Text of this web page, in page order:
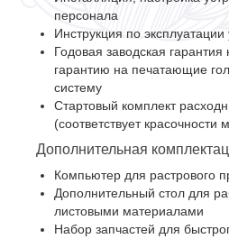
персонала
Инструкция по эксплуатации
Годовая заводская
гарантию на печатающие
систему
Стартовый комплект
(соответствует красочности
Дополнительная
Компьютер для растрового
Дополнительный стол для
листовыми материалами
Набор запчастей для